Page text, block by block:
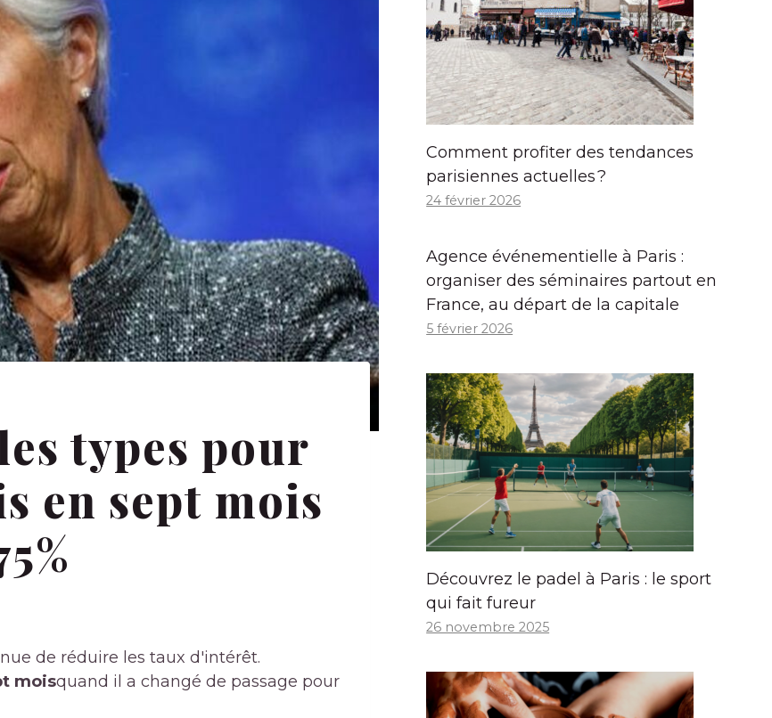
types pour
en sept mois
de réduire les taux d'intérêt.
moisquand il a changé de passage pour
Comment profiter des tendances
parisiennes actuelles ?
24 février 2026
Agence événementielle à Paris :
organiser des séminaires partout en
France, au départ de la capitale
5 février 2026
Découvrez le padel à Paris : le sport
qui fait fureur
26 novembre 2025